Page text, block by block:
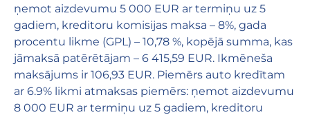
ņemot aizdevumu 5 000 EUR ar termiņu uz 5
gadiem, kreditoru komisijas maksa – 8%, gada
procentu likme (GPL) – 10,78 %, kopējā summa, kas
jāmaksā patērētājam – 6 415,59 EUR. Ikmēneša
maksājums ir 106,93 EUR. Piemērs auto kredītam
ar 6.9% likmi atmaksas piemērs: ņemot aizdevumu
8 000 EUR ar termiņu uz 5 gadiem, kreditoru